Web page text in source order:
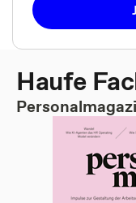
Haufe